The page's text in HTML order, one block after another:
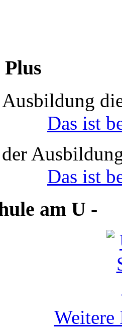
Das ist
Das ist
am U -
Weitere